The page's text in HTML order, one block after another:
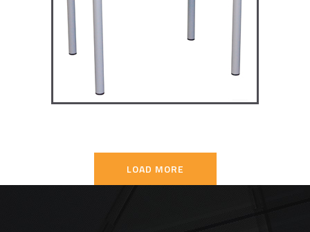
TABLES SECONDAIRE
LOAD MORE